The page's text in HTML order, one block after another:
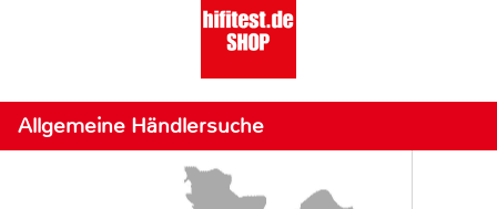
Allgemeine Händlersuche